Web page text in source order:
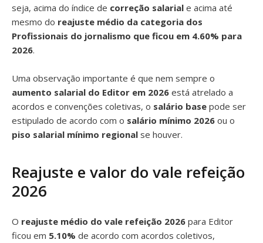
seja, acima do índice de correção salarial e acima até
mesmo do reajuste médio da categoria dos
Profissionais do jornalismo que ficou em 4.60% para
2026.
Uma observação importante é que nem sempre o
aumento salarial do Editor em 2026 está atrelado a
acordos e convenções coletivas, o salário base pode ser
estipulado de acordo com o salário mínimo 2026 ou o
piso salarial mínimo regional se houver.
Reajuste e valor do vale refeição
2026
O reajuste médio do vale refeição 2026 para Editor
ficou em 5.10% de acordo com acordos coletivos,